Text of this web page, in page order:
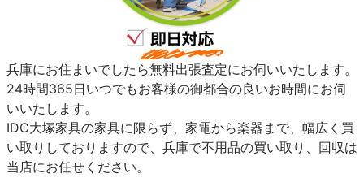
兵庫にお住まいでしたら無料出張査定にお伺いいたします。
24時間365日いつでもお客様の御都合の良いお時間にお伺
いいたします。
IDC大塚家具の家具に限らず、家電から楽器まで、幅広く買
い取りしておりますので、兵庫で不用品の買い取り、回収は
当店にお任せください。